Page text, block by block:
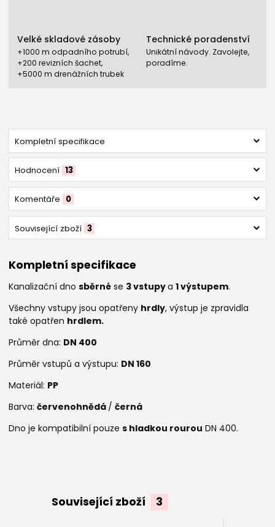
Velké skladové zásoby
+1000 m odpadního potrubí,
+200 revizních šachet,
+5000 m drenážních trubek
Technické poradenství
Unikátní návody. Zavolejte,
poradíme.
Kompletní specifikace
Hodnocení 13
Komentáře 0
Související zboží 3
Kompletní specifikace
Kanalizační dno sběrné se 3 vstupya 1 výstupem.
Všechny vstupy jsou opatřeny hrdly, výstup je zpravidla
také opatřen hrdlem.
Průměr dna: DN 400
Průměr vstupů a výstupu: DN 160
Materiál: PP
Barva: červenohnědá / černá
Dno je kompatibilní pouze s hladkou rourou DN 400.
Související zboží 3